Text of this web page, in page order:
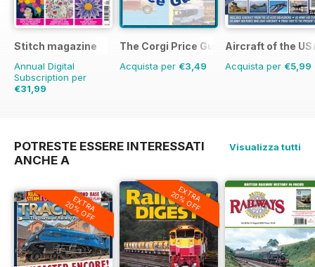
Stitch magazine
Annual Digital
Subscription per
€31,99
The Corgi Price Guide
Acquista per €3,49
Aircraft of the
Acquista per €5,99
POTRESTE ESSERE INTERESSATI
ANCHE A
Visualizza tutti
EXTRA
20% OFF
EXTRA
20% OFF